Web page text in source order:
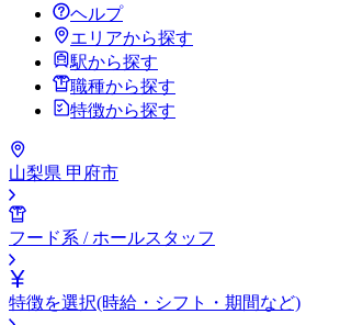
ヘルプ
エリアから探す
駅から探す
職種から探す
特徴から探す
山梨県 甲府市
フード系 / ホールスタッフ
特徴を選択(時給・シフト・期間など)